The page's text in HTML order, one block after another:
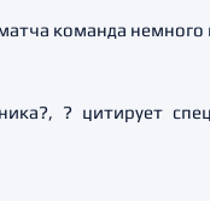
команда немного
? цитирует